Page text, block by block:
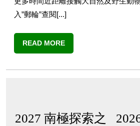
入”郵輪”查閱[...]
READ MORE
2027 南極探索之